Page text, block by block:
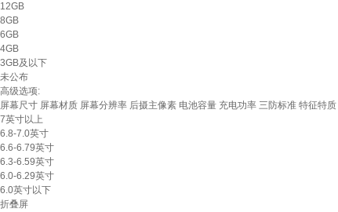
12GB
8GB
6GB
4GB
3GB及以下
未公布
高级选项:
屏幕尺寸 屏幕材质 屏幕分辨率 后摄主像素 电池容量 充电功率 三防标准 特征特质
7英寸以上
6.8-7.0英寸
6.6-6.79英寸
6.3-6.59英寸
6.0-6.29英寸
6.0英寸以下
折叠屏